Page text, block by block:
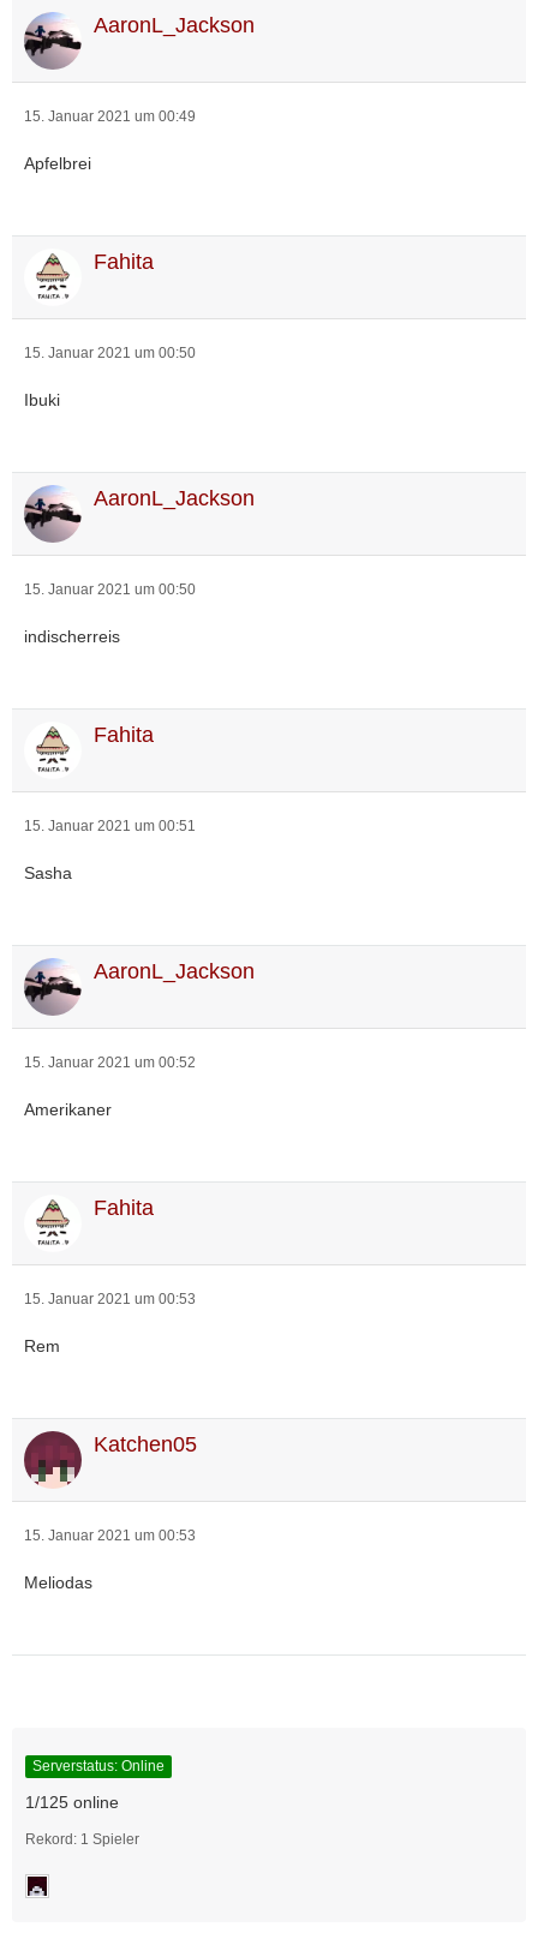
AaronL_Jackson
15. Januar 2021 um 00:49
Apfelbrei
Fahita
15. Januar 2021 um 00:50
Ibuki
AaronL_Jackson
15. Januar 2021 um 00:50
indischerreis
Fahita
15. Januar 2021 um 00:51
Sasha
AaronL_Jackson
15. Januar 2021 um 00:52
Amerikaner
Fahita
15. Januar 2021 um 00:53
Rem
Katchen05
15. Januar 2021 um 00:53
Meliodas
Serverstatus: Online
1/125 online
Rekord: 1 Spieler